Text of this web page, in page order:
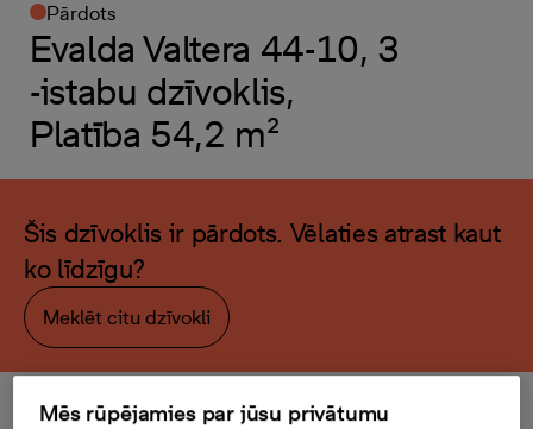
Pārdots
Evalda Valtera 44-10, 3
-istabu dzīvoklis,
Platība 54,2 m²
Šis dzīvoklis ir pārdots. Vēlaties atrast kaut
ko līdzīgu?
Meklēt citu dzīvokli
Mēs rūpējamies par jūsu privātumu